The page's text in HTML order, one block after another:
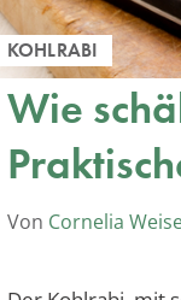
KOHLRABI
Wie
Von Cornelia